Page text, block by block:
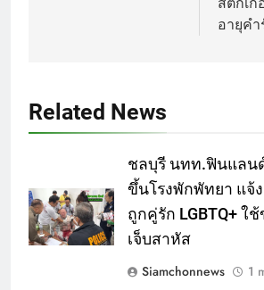
อายุคำ
Related News
ชลบุรี นทท.ฟินแลน
ขึ้นโรงพักพัทยา แจ้
ถูกคู่รัก LGBTQ+ ใ
เจ็บสาหัส
Siamchonnews
1